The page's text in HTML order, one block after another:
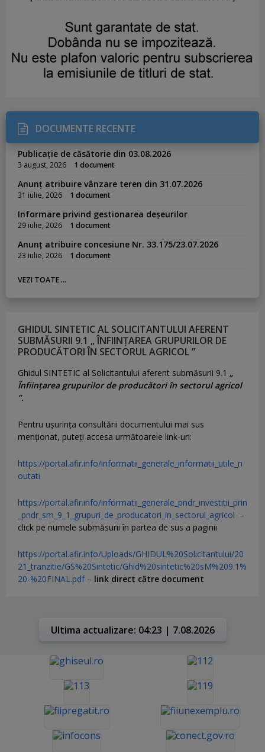
DOCUMENTE RECENTE
Publicație de căsătorie din 03.08.2026
3 august, 2026 1 document
Anunț atribuire vânzare teren din 31.07.2026
31 iulie, 2026 1 document
Informare privind gestionarea deșeurilor
29 iulie, 2026 1 document
Anunț atribuire concesiune Nr. 33.175/23.07.2026
23 iulie, 2026 1 document
VEZI TOATE ...
GHIDUL SINTETIC AL SOLICITANTULUI AFERENT
SUBMĂSURII 9.1 „ ÎNFIINȚAREA GRUPURILOR DE
PRODUCĂTORI ÎN SECTORUL AGRICOL ”
Ghidul SINTETIC al Solicitantului aferent submăsurii 9.1 „
Înființarea grupurilor de producători în sectorul agricol
”.
Pentru uşurinţa consultării documentului mai sus
menţionat, puteţi accesa următoarele link-uri:
https://portal.afir.info/informatii_generale_informatii_utile_n
outati
https://portal.afir.info/informatii_generale_pndr_investitii_prin
_pndr_sm_9_1_grupuri_de_producatori_in_sectorul_agricol –
click pe numele submăsurii în partea de sus a paginii
https://portal.afir.info/Uploads/GHIDUL%20Solicitantului/20
21_tranzitie/GS%20Sintetic/Ghid%20sintetic%20sM%209.1%
20-%20FINAL.pdf– link direct către document
Ultima actualizare: 04:23 | 7.08.2026